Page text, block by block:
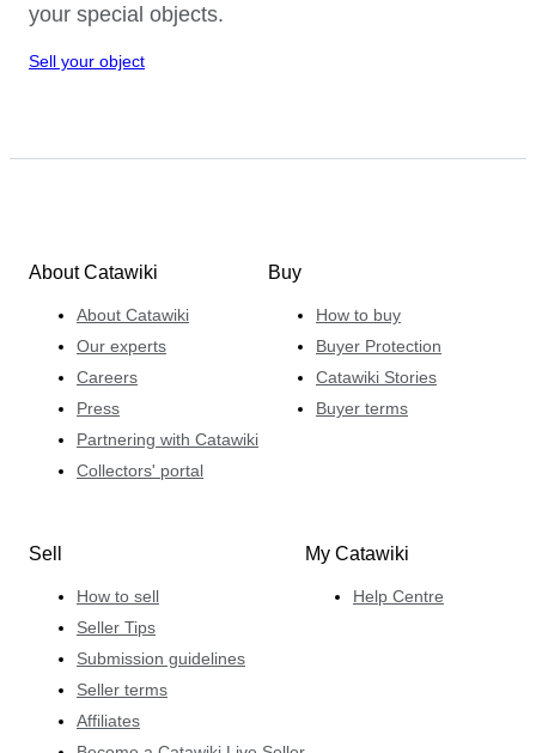
your special objects.
Sell your object
About Catawiki
About Catawiki
Our experts
Careers
Press
Partnering with Catawiki
Collectors' portal
Buy
How to buy
Buyer Protection
Catawiki Stories
Buyer terms
Sell
How to sell
Seller Tips
Submission guidelines
Seller terms
Affiliates
My Catawiki
Help Centre